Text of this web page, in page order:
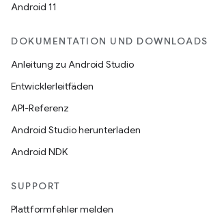
Android 11
DOKUMENTATION UND DOWNLOADS
Anleitung zu Android Studio
Entwicklerleitfäden
API-Referenz
Android Studio herunterladen
Android NDK
SUPPORT
Plattformfehler melden